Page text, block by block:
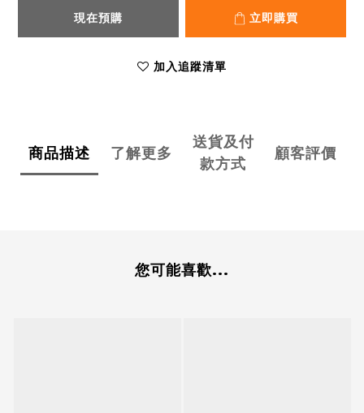
現在預購 立即購買
加入追蹤清單
商品描述 了解更多
送貨及付
款方式
顧客評價
您可能喜歡...